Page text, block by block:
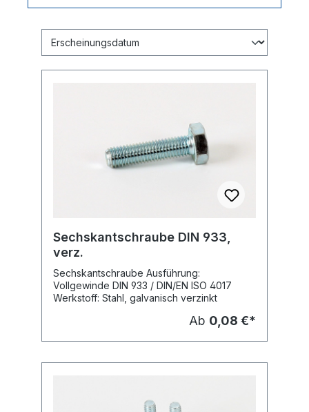
Sechskantschraube DIN 933,
verz.
Sechskantschraube Ausführung:
Vollgewinde DIN 933 / DIN/EN ISO 4017
Werkstoff: Stahl, galvanisch verzinkt
Ab 0,08 €*